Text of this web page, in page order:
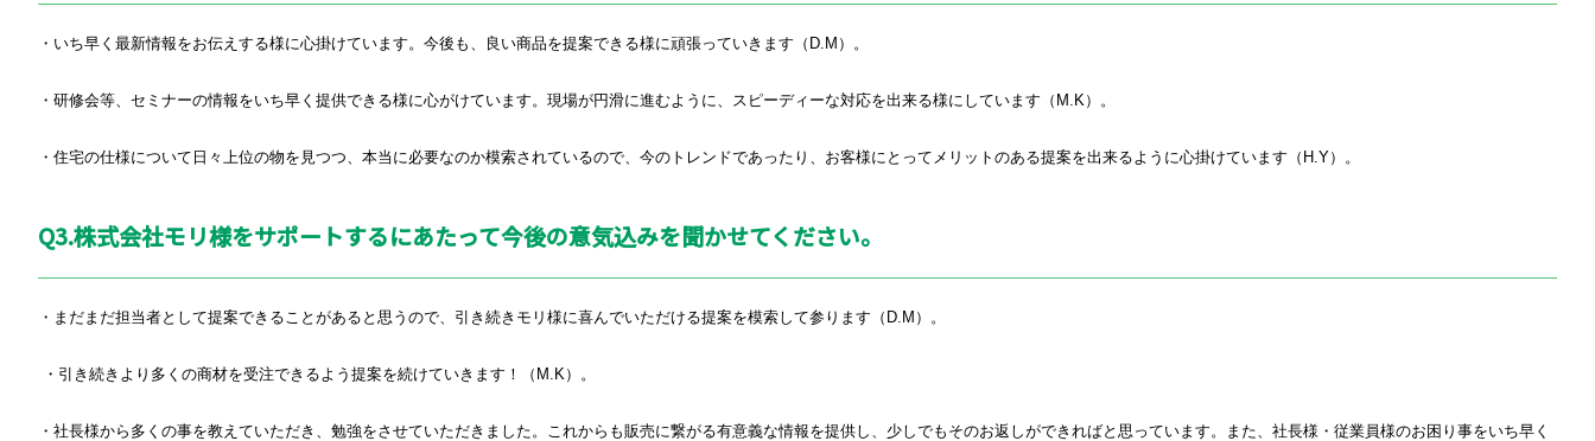
・いち早く最新情報をお伝えする様に心掛けています。今後も、良い商品を提案できる様に頑張っていきます（ D.M ）。
・研修会等、セミナーの情報をいち早く提供できる様に心がけています。現場が円滑に進むように、スピーディーな対応を出来る様にしています（ M.K ）。
・住宅の仕様について日々上位の物を見つつ、本当に必要なのか模索されているので、今のトレンドであったり、お客様にとってメリットのある提案を出来るように心掛けています（ H.Y）。
Q3.株式会社モリ様をサポートするにあたって今後の意気込みを聞かせてください。
・まだまだ担当者として提案できることがあると思うので、引き続きモリ様に喜んでいただける提案を模索して参ります（ D.M ）。
・引き続きより多くの商材を受注できるよう提案を続けていきます！（ M.K ）。
・社長様から多くの事を教えていただき、勉強をさせていただきました。これからも販売に繋がる有意義な情報を提供し、少しでもそのお返しができればと思っています。また、社長様・従業員様のお困り事をいち早く